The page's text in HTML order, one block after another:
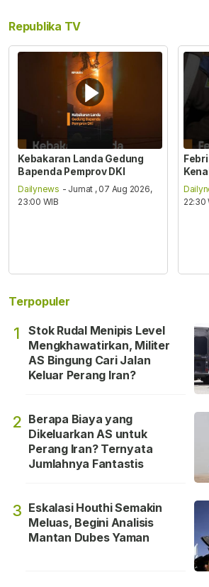
Republika TV
Kebakaran Landa Gedung
Bapenda Pemprov DKI
Dailynews - Jumat , 07 Aug 2026,
23:00 WIB
22:30
Terpopuler
1
Stok Rudal Menipis Level
Mengkhawatirkan, Militer
AS Bingung Cari Jalan
Keluar Perang Iran?
2 Berapa Biaya yang
Dikeluarkan AS untuk
Perang Iran? Ternyata
Jumlahnya Fantastis
3 Eskalasi Houthi Semakin
Meluas, Begini Analisis
Mantan Dubes Yaman